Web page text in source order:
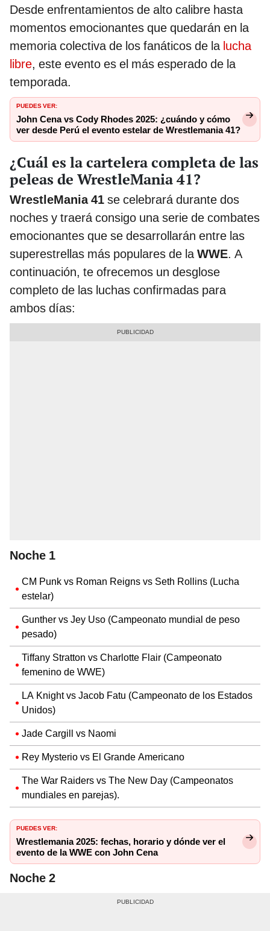
Desde enfrentamientos de alto calibre hasta
momentos emocionantes que quedarán en la
memoria colectiva de los fanáticos de la lucha
libre, este evento es el más esperado de la
temporada.
PUEDES VER:
John Cena vs Cody Rhodes 2025: ¿cuándo y cómo
ver desde Perú el evento estelar de Wrestlemania 41?
¿Cuál es la cartelera completa de las
peleas de WrestleMania 41?
WrestleMania 41 se celebrará durante dos
noches y traerá consigo una serie de combates
emocionantes que se desarrollarán entre las
superestrellas más populares de laWWE. A
continuación, te ofrecemos un desglose
completo de las luchas confirmadas para
ambos días:
Noche 1
CM Punk vs Roman Reigns vs Seth Rollins (Lucha
estelar)
Gunther vs Jey Uso (Campeonato mundial de peso
pesado)
Tiffany Stratton vs Charlotte Flair (Campeonato
femenino de WWE)
LA Knight vs Jacob Fatu (Campeonato de los Estados
Unidos)
Jade Cargill vs Naomi
Rey Mysterio vs El Grande Americano
The War Raiders vs The New Day (Campeonatos
mundiales en parejas).
PUEDES VER:
Wrestlemania 2025: fechas, horario y dónde ver el
evento de la WWE con John Cena
Noche 2